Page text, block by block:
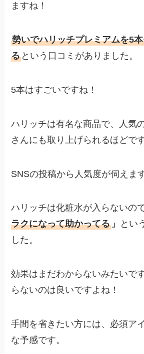
ますね！
勢いでハリッチプレミアムを5
る という口コミがありました。
5本はすごいですね！
ハリッチは有名な商品で、人気
さんにも取り上げられるほどです
SNSの投稿から人気度が伺えま
ハリッチは化粧水が入らないので
ラクになって助かってる 」
とい
した。
効果はまだわからないみたいで
らないのは良いですよね！
手間を省きたい方には、必須ア
な予感です。